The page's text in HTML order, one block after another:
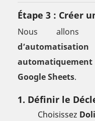
Étape 3 : Créer
Nous
d’automatisation
Google Sheets.
1. Définir le
Choisissez